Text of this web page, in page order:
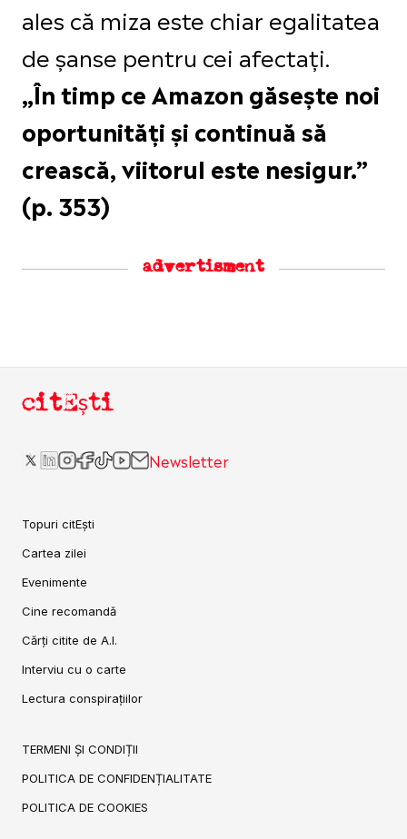
ales că miza este chiar egalitatea
de șanse pentru cei afectați.
„În timp ce Amazon găsește noi
oportunități și continuă să
crească, viitorul este nesigur.”
(p. 353)
advertisment
citEști
Newsletter
Topuri citEști
Cartea zilei
Evenimente
Cine recomandă
Cărți citite de A.I.
Interviu cu o carte
Lectura conspirațiilor
TERMENI ȘI CONDIȚII
POLITICA DE CONFIDENȚIALITATE
POLITICA DE COOKIES